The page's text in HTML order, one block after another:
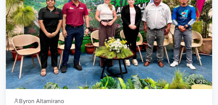
7 ago.
Byron Altamirano